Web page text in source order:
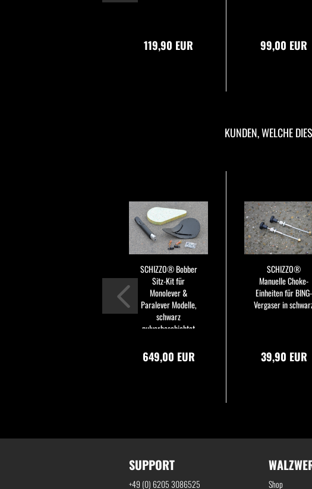
119,90 EUR 99,00 EUR
KUNDEN, WELCHE
SCHIZZO® Bobber
Sitz-Kit für
Monolever &
Paralever Modelle,
schwarz
pulverbeschichtet
649,00 EUR
SCHIZZO®
Manuelle Choke-
Einheiten für BING-
Vergaser in
39,90 EUR
SUPPORT
+49 (0) 6205 3086525 Shop